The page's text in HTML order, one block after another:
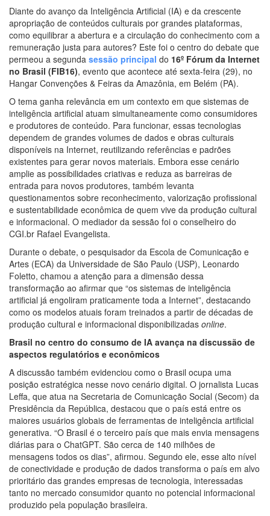
Diante do avanço da Inteligência Artificial (IA) e da crescente
apropriação de conteúdos culturais por grandes plataformas,
como equilibrar a abertura e a circulação do conhecimento com a
remuneração justa para autores? Este foi o centro do debate que
permeou a segunda sessão principal do 16º Fórum da Internet
no Brasil (FIB16), evento que acontece até sexta-feira (29), no
Hangar Convenções & Feiras da Amazônia, em Belém (PA).
O tema ganha relevância em um contexto em que sistemas de
inteligência artificial atuam simultaneamente como consumidores
e produtores de conteúdo. Para funcionar, essas tecnologias
dependem de grandes volumes de dados e obras culturais
disponíveis na Internet, reutilizando referências e padrões
existentes para gerar novos materiais. Embora esse cenário
amplie as possibilidades criativas e reduza as barreiras de
entrada para novos produtores, também levanta
questionamentos sobre reconhecimento, valorização profissional
e sustentabilidade econômica de quem vive da produção cultural
e informacional. O mediador da sessão foi o conselheiro do
CGI.br Rafael Evangelista.
Durante o debate, o pesquisador da Escola de Comunicação e
Artes (ECA) da Universidade de São Paulo (USP), Leonardo
Foletto, chamou a atenção para a dimensão dessa
transformação ao afirmar que “os sistemas de inteligência
artificial já engoliram praticamente toda a Internet”, destacando
como os modelos atuais foram treinados a partir de décadas de
produção cultural e informacional disponibilizadas online.
Brasil no centro do consumo de IA avança na discussão de
aspectos regulatórios e econômicos
A discussão também evidenciou como o Brasil ocupa uma
posição estratégica nesse novo cenário digital. O jornalista Lucas
Leffa, que atua na Secretaria de Comunicação Social (Secom) da
Presidência da República, destacou que o país está entre os
maiores usuários globais de ferramentas de inteligência artificial
generativa. “O Brasil é o terceiro país que mais envia mensagens
diárias para o ChatGPT. São cerca de 140 milhões de
mensagens todos os dias”, afirmou. Segundo ele, esse alto nível
de conectividade e produção de dados transforma o país em alvo
prioritário das grandes empresas de tecnologia, interessadas
tanto no mercado consumidor quanto no potencial informacional
produzido pela população brasileira.